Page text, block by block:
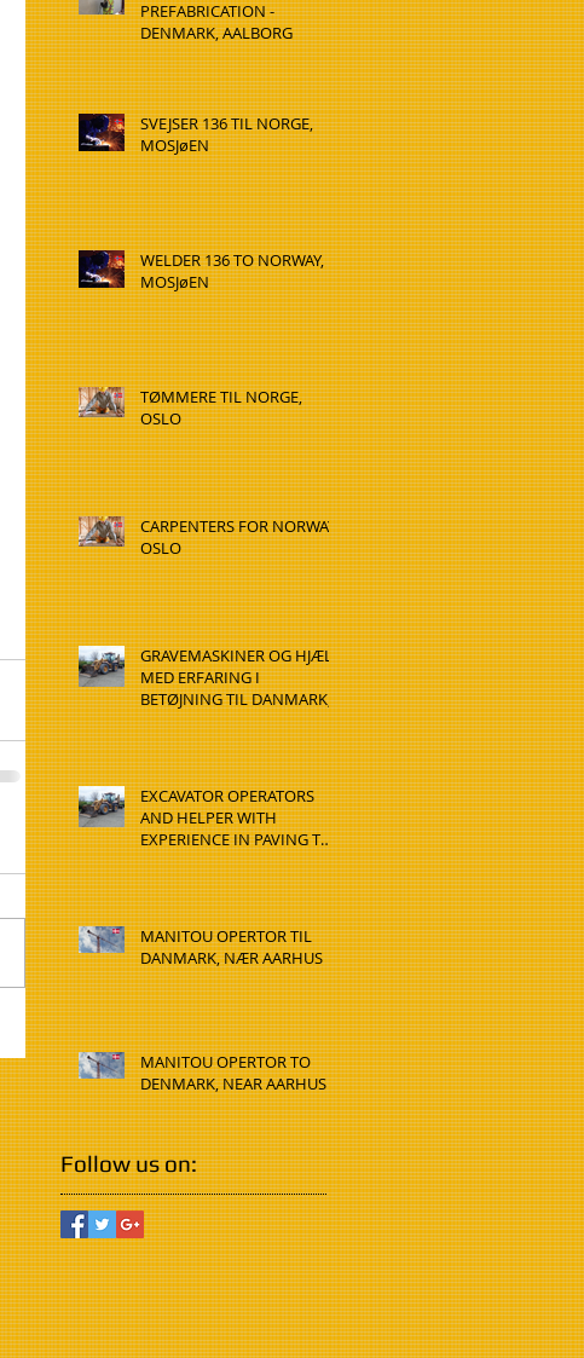
PREFABRICATION -
DENMARK, AALBORG
SVEJSER 136 TIL NORGE,
MOSJøEN
WELDER 136 TO NORWAY,
MOSJøEN
TØMMERE TIL NORGE,
OSLO
CARPENTERS FOR NORWAY,
OSLO
GRAVEMASKINER OG HJÆLP
MED ERFARING I
BETØJNING TIL DANMARK,
HADSTEN
EXCAVATOR OPERATORS
AND HELPER WITH
EXPERIENCE IN PAVING TO
DENMARK, HADSTEN
MANITOU OPERTOR TIL
DANMARK, NÆR AARHUS
MANITOU OPERTOR TO
DENMARK, NEAR AARHUS
Follow us on: